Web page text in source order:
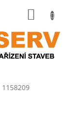
1158209